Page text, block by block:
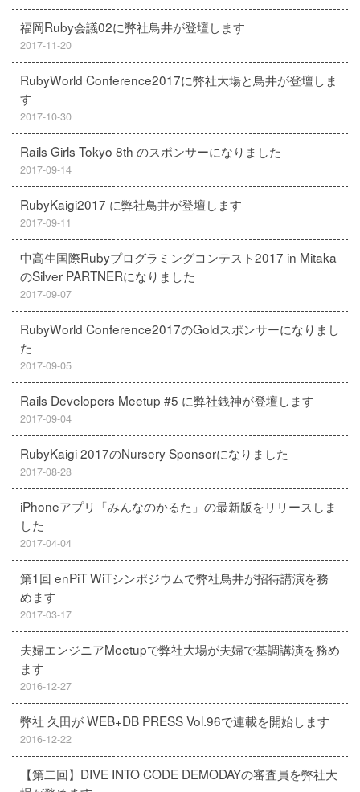
福岡Ruby会議02に弊社鳥井が登壇します
2017-11-20
RubyWorld Conference2017に弊社大場と鳥井が登壇しま
す
2017-10-30
Rails Girls Tokyo 8th のスポンサーになりました
2017-09-14
RubyKaigi2017 に弊社鳥井が登壇します
2017-09-11
中高生国際Rubyプログラミングコンテスト2017 in Mitaka
のSilver PARTNERになりました
2017-09-07
RubyWorld Conference2017のGoldスポンサーになりまし
た
2017-09-05
Rails Developers Meetup #5 に弊社銭神が登壇します
2017-09-04
RubyKaigi 2017のNursery Sponsorになりました
2017-08-28
iPhoneアプリ「みんなのかるた」の最新版をリリースしま
した
2017-04-04
第1回 enPiT WiTシンポジウムで弊社鳥井が招待講演を務
めます
2017-03-17
夫婦エンジニアMeetupで弊社大場が夫婦で基調講演を務め
ます
2016-12-27
弊社 久田が WEB+DB PRESS Vol.96で連載を開始します
2016-12-22
【第二回】DIVE INTO CODE DEMODAYの審査員を弊社大